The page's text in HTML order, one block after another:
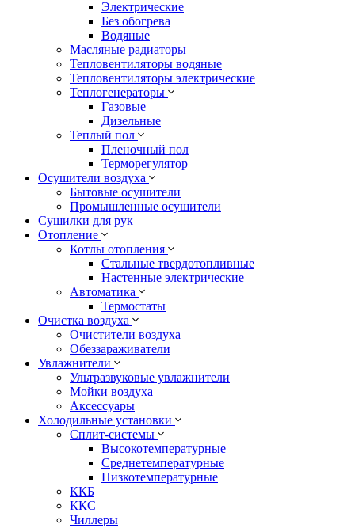
Электрические
Без обогрева
Водяные
Масляные радиаторы
Тепловентиляторы водяные
Тепловентиляторы электрические
Теплогенераторы
Газовые
Дизельные
Теплый пол
Пленочный пол
Терморегулятор
Осушители воздуха
Бытовые осушители
Промышленные осушители
Сушилки для рук
Отопление
Котлы отопления
Стальные твердотопливные
Настенные электрические
Автоматика
Термостаты
Очистка воздуха
Очистители воздуха
Обеззараживатели
Увлажнители
Ультразвуковые увлажнители
Мойки воздуха
Аксессуары
Холодильные установки
Сплит-системы
Высокотемпературные
Среднетемпературные
Низкотемпературные
ККБ
ККС
Чиллеры